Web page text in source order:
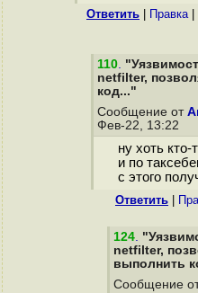
Ответить Правка|
110.
netfilter,
код..."
Сообщение от
Фев-22, 13:22
ну хоть кто-
и по
с этого
Ответить
124.
netfilter,
выполнить
Сообщение